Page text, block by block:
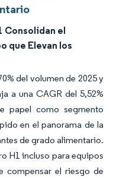
Consolidan el
que Elevan los
del volumen de 2025 y
a una CAGR del 5,52%
papel como segmento
en el panorama de la
de grado alimentario.
H1 incluso para equipos
compensar el riesgo de